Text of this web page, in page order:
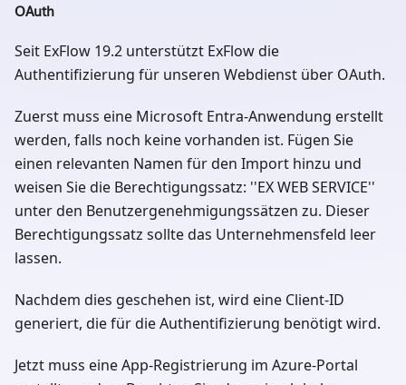
OAuth
Seit ExFlow 19.2 unterstützt ExFlow die
Authentifizierung für unseren Webdienst über OAuth.
Zuerst muss eine Microsoft Entra-Anwendung erstellt
werden, falls noch keine vorhanden ist. Fügen Sie
einen relevanten Namen für den Import hinzu und
weisen Sie die Berechtigungssatz: ''EX WEB SERVICE''
unter den Benutzergenehmigungssätzen zu. Dieser
Berechtigungssatz sollte das Unternehmensfeld leer
lassen.
Nachdem dies geschehen ist, wird eine Client-ID
generiert, die für die Authentifizierung benötigt wird.
Jetzt muss eine App-Registrierung im Azure-Portal